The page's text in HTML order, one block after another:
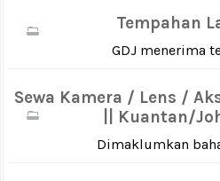
Tempahan
GDJ menerima
Sewa Kamera / Lens /
|| Kuantan/
Dimaklumkan